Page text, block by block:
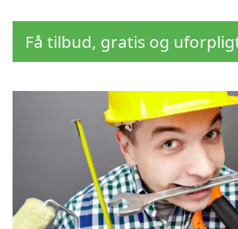
Få tilbud, gratis og